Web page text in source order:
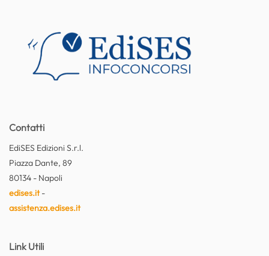
Contatti
EdiSES Edizioni S.r.l.
Piazza Dante, 89
80134 - Napoli
edises.it-
assistenza.edises.it
Link Utili